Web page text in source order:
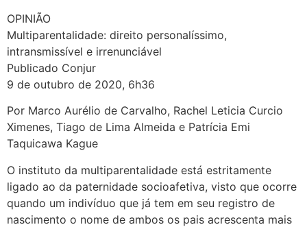
OPINIÃO
Multiparentalidade: direito personalíssimo,
intransmissível e irrenunciável
Publicado Conjur
9 de outubro de 2020, 6h36
Por Marco Aurélio de Carvalho, Rachel Leticia Curcio
Ximenes, Tiago de Lima Almeida e Patrícia Emi
Taquicawa Kague
O instituto da multiparentalidade está estritamente
ligado ao da paternidade socioafetiva, visto que ocorre
quando um indivíduo que já tem em seu registro de
nascimento o nome de ambos os pais acrescenta mais